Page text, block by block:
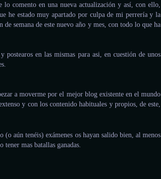
lo comento en una nueva actualización y así, con ello,
he estado muy apartado por culpa de mi perrería y la
semana de este nuevo año y mes, con todo lo que ha
postearos en las mismas para asi, en cuestión de unos
a moverme por el mejor blog existente en el mundo
y con los contenido habituales y propios, de este,
(o aún tenéis) exámenes os hayan salido bien, al menos
mas batallas ganadas.